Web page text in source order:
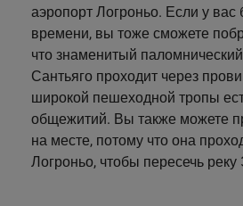
аэропорт Логроньо. Если у вас
времени, вы тоже сможете
что знаменитый
Сантьяго проходит через
широкой пешеходной тропы
общежитий. Вы также можете
на месте, потому что она
Логроньо, чтобы пересечь